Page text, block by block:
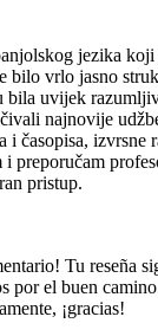
jezika koji
bilo vrlo jasno
bila uvijek
najnovije
časopisa, izvrsne
preporučam
pristup.
Tu reseña
por el buen
¡gracias!